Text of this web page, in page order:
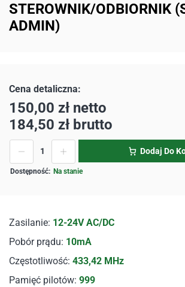
STEROWNIK/ODBIORNIK
ADMIN)
Zasilanie: 12-24V AC/DC
Pobór prądu: 10mA
Częstotliwość: 433,42 MHz
Pamięć pilotów: 999
150,00 zł netto
184,50 zł brutto
Na stanie
Dodaj Do